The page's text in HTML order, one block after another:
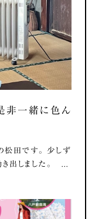
非一緒に色ん
田です。 少しず
き出しました。 ...